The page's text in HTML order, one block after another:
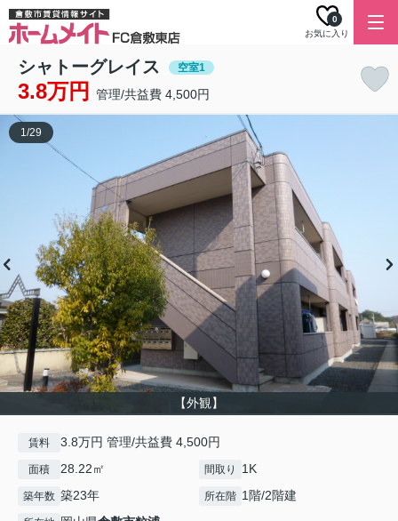
お気に入り
0
シャトーグレイス 空室1
3.8万円 管理/共益費 4,500円
【外観】
1/29
賃料 3.8万円 管理/共益費 4,500円
面積 28.22㎡ 間取り 1K
築年数 築23年 所在階 1階/2階建